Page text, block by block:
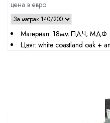
цена в евро
Материал: 18мм ПДЧ; МДФ
Цвят: white coastland oak +